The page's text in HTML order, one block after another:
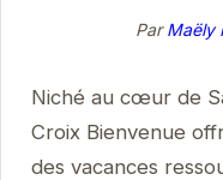
ParMaëly
Niché au cœur de
Croix Bienvenue
des vacances